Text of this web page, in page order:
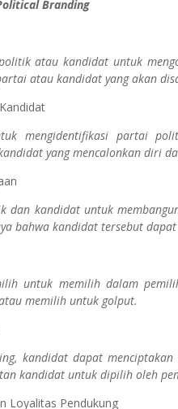
Branding
atau kandidat untuk
atau kandidat yang akan
mengidentifikasi partai
yang mencalonkan diri
dan kandidat untuk
bahwa kandidat tersebut
untuk memilih dalam
memilih untuk golput.
kandidat dapat
kandidat untuk dipilih oleh
Loyalitas Pendukung